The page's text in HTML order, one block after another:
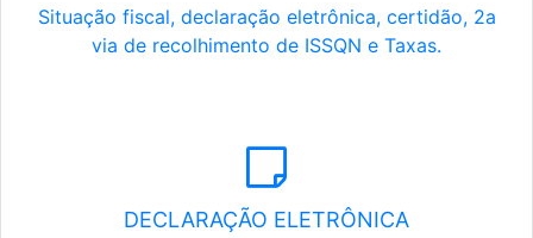
Situação fiscal, declaração eletrônica, certidão, 2a
via de recolhimento de ISSQN e Taxas.
DECLARAÇÃO ELETRÔNICA